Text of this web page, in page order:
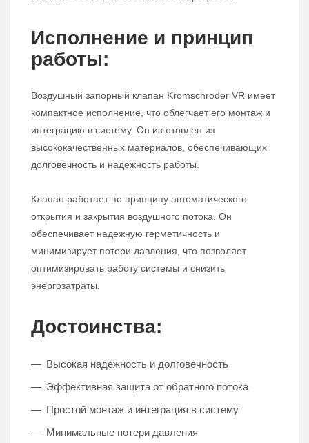
Исполнение и принцип
работы:
Воздушный запорный клапан Kromschroder VR имеет
компактное исполнение, что облегчает его монтаж и
интеграцию в систему. Он изготовлен из
высококачественных материалов, обеспечивающих
долговечность и надежность работы.
Клапан работает по принципу автоматического
открытия и закрытия воздушного потока. Он
обеспечивает надежную герметичность и
минимизирует потери давления, что позволяет
оптимизировать работу системы и снизить
энергозатраты.
Достоинства:
Высокая надежность и долговечность
Эффективная защита от обратного потока
Простой монтаж и интеграция в систему
Минимальные потери давления